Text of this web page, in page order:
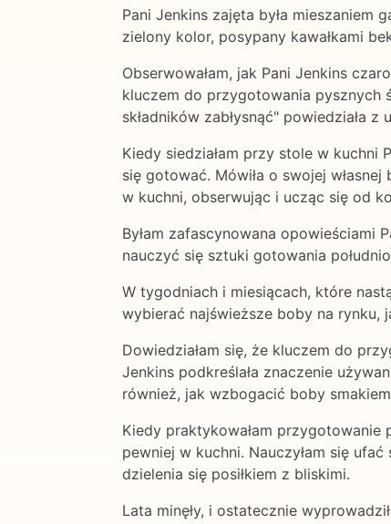
Pani Jenkins zajęta była mieszaniem
zielony kolor, posypany kawałkami
Obserwowałam, jak Pani Jenkins
kluczem do przygotowania pysznych
składników zabłysnąć" powiedziała z
Kiedy siedziałam przy stole w kuchni
się gotować. Mówiła o swojej
w kuchni, obserwując i ucząc się od
Byłam zafascynowana opowieściami
nauczyć się sztuki gotowania
W tygodniach i miesiącach, które
wybierać najświeższe boby na rynku,
Dowiedziałam się, że kluczem do
Jenkins podkreślała znaczenie
również, jak wzbogacić boby
Kiedy praktykowałam przygotowanie
pewniej w kuchni. Nauczyłam się
dzielenia się posiłkiem z bliskimi.
Lata minęły, i ostatecznie